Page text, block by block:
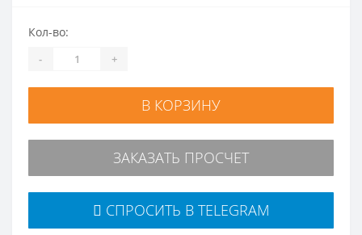
Кол-во:
- +
В КОРЗИНУ
ЗАКАЗАТЬ ПРОСЧЕТ
СПРОСИТЬ В TELEGRAM